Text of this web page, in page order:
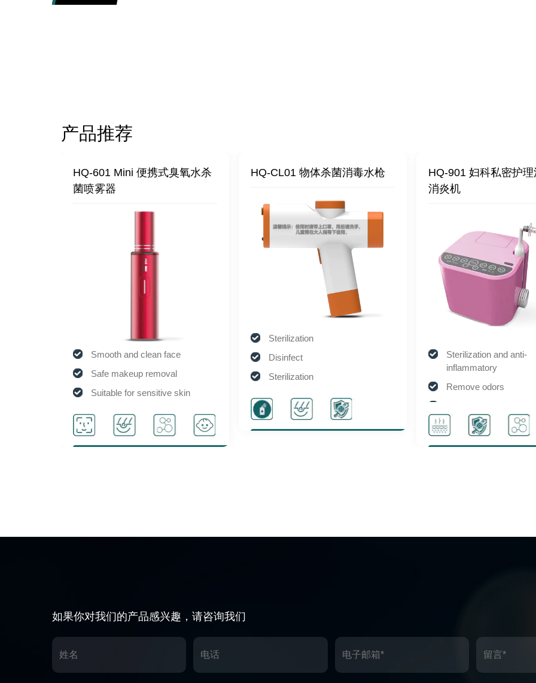
产品推荐
HQ-601 Mini 便携式臭氧水杀
菌喷雾器
Smooth and clean face
Safe makeup removal
Suitable for sensitive skin
Activate cell activity
HQ-CL01 物体杀菌消毒水枪
Sterilization
Disinfect
Sterilization
Disinfect
HQ-901 妇科私密护理
消炎机
Sterilization and anti-
inflammatory
Remove odors
Solve itching
如果你对我们的产品感兴趣，请咨询我们